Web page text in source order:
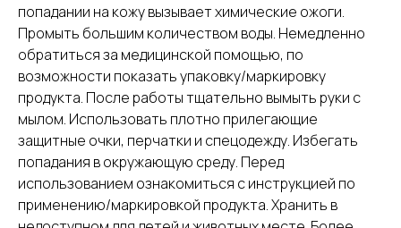
попадании на кожу вызывает химические ожоги.
Промыть большим количеством воды. Немедленно
обратиться за медицинской помощью, по
возможности показать упаковку/маркировку
продукта. После работы тщательно вымыть руки с
мылом. Использовать плотно прилегающие
защитные очки, перчатки и спецодежду. Избегать
попадания в окружающую среду. Перед
использованием ознакомиться с инструкцией по
применению/маркировкой продукта. Хранить в